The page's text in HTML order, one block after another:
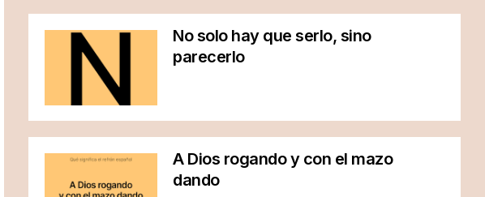
No solo hay que serlo, sino
parecerlo
A Dios rogando y con el mazo
dando